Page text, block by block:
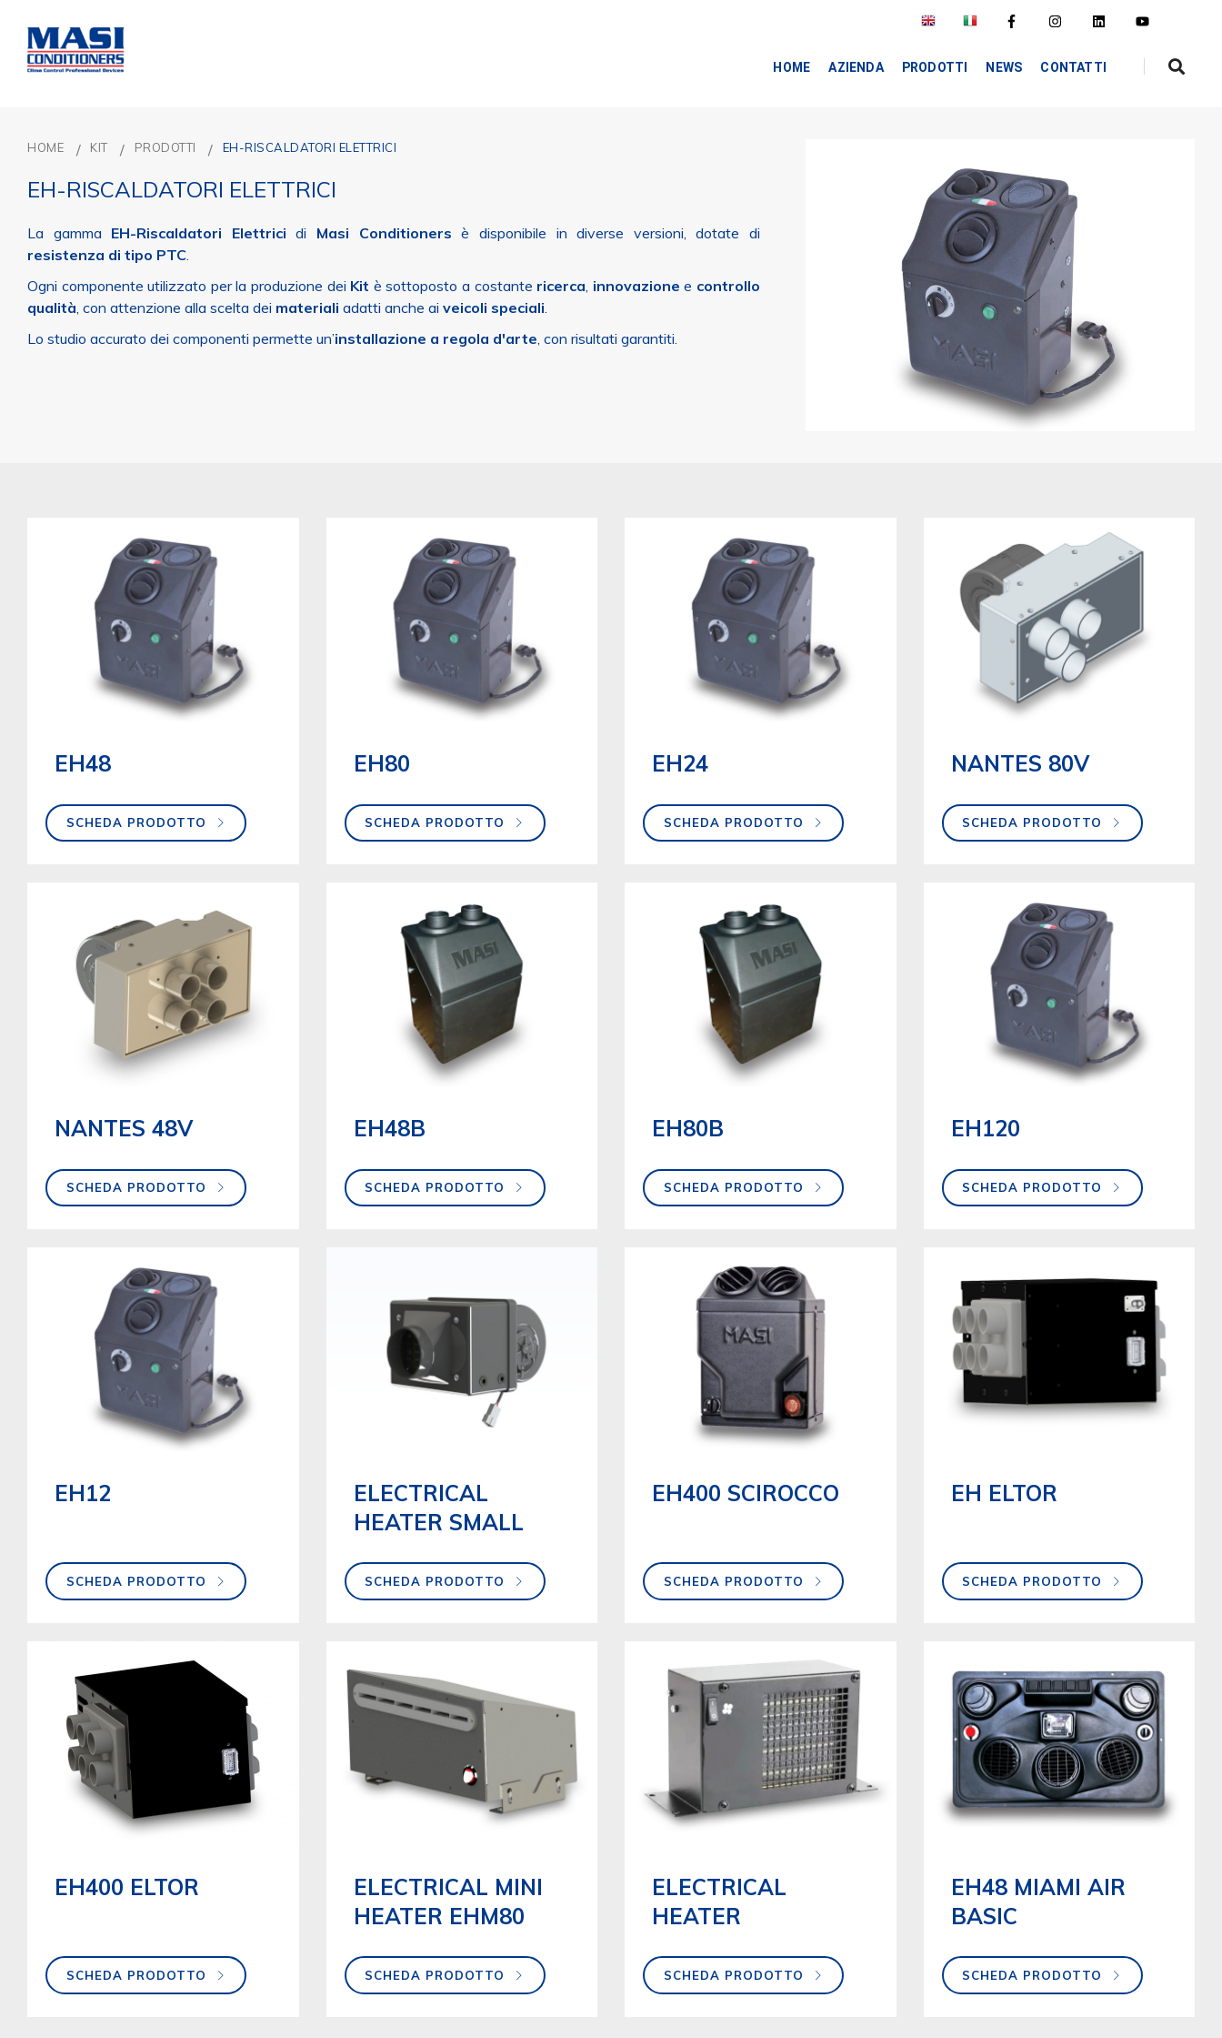
HOME AZIENDA PRODOTTI NEWS CONTATTI
HOME KIT PRODOTTI EH-RISCALDATORI ELETTRICI
EH-RISCALDATORI ELETTRICI
La gamma EH-Riscaldatori Elettrici di Masi Conditioners è disponibile in diverse versioni, dotate di
resistenza di tipo PTC
Ogni componente utilizzato per la produzione dei Kit è sottoposto a costante ricerca innovazione e controllo
qualità , con attenzione alla scelta dei materiali adatti anche ai veicoli speciali
Lo studio accurato dei componenti permette un’installazione a regola d'arte , con risultati garantiti.
EH48
SCHEDA PRODOTTO
EH80
SCHEDA PRODOTTO
EH24
SCHEDA PRODOTTO
NANTES 80V
SCHEDA PRODOTTO
NANTES 48V
SCHEDA PRODOTTO
EH48B
SCHEDA PRODOTTO
EH80B
SCHEDA PRODOTTO
EH120
SCHEDA PRODOTTO
EH12
SCHEDA PRODOTTO
ELECTRICAL
HEATER SMALL
SCHEDA PRODOTTO
EH400 SCIROCCO
SCHEDA PRODOTTO
EH ELTOR
SCHEDA PRODOTTO
EH400 ELTOR
SCHEDA PRODOTTO
ELECTRICAL MINI
HEATER EHM80
SCHEDA PRODOTTO
ELECTRICAL
HEATER
SCHEDA PRODOTTO
EH48 MIAMI AIR
BASIC
SCHEDA PRODOTTO